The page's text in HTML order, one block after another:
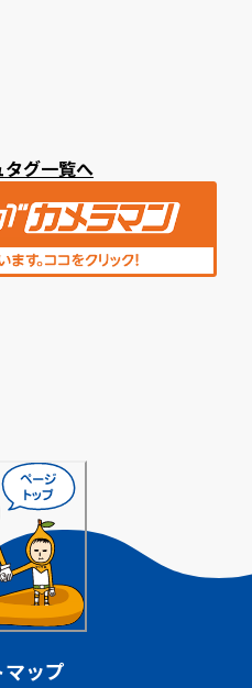
タグ一覧へ
ップ